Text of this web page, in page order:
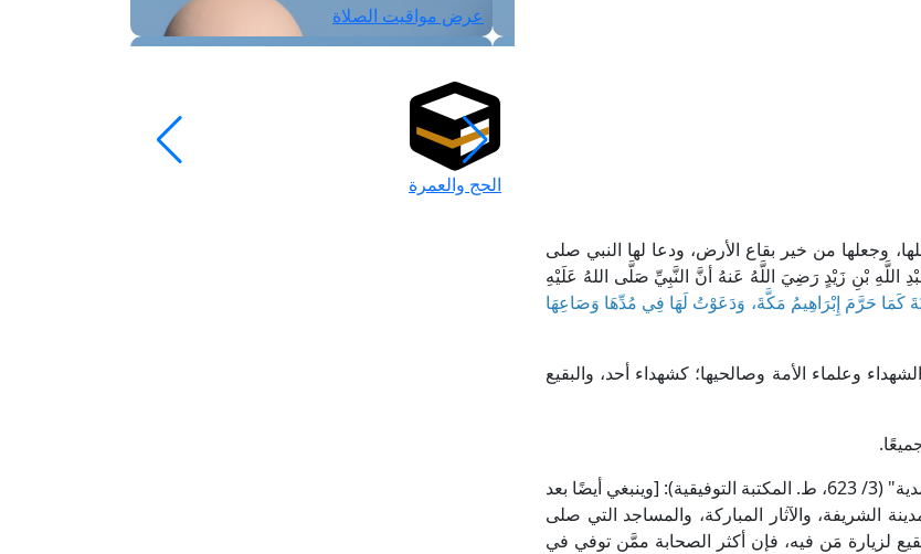
وجعلها من خير بقاع الأرض، ودعا لها النبي صلى
اللَّهِ بْنِ زَيْدٍ رَضِيَ اللَّهُ عَنهُ أنَّ النَّبِيِّ صَلَّى اللهُ عَلَيْهِ
كَمَا حَرَّمَ إِبْرَاهِيمُ مَكَّةَ، وَدَعَوْتُ لَهَا فِي مُدِّهَا وَصَاعِهَا
وعلماء الأمة وصالحيها؛ كشهداء أحد، والبقيع
قال شهاب الدين القَسْطَلَّانِي في "المواهب اللَّدُنِيَّة بالمنح المحمدية" (3/ 623، ط. المكتبة التوفيقية): [وينبغي أيضًا بعد
الشريفة، والآثار المباركة، والمساجد التي صلى
لزيارة مَن فيه، فإن أكثر الصحابة ممَّن توفي في
عرض مواقيت الصلاة
الحج والعمرة